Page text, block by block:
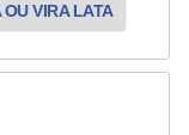
VIRA LATA